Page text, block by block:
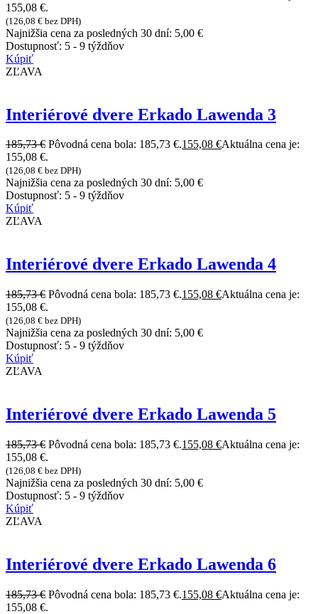
155,08 €.
(126,08 € bez DPH)
Najnižšia cena za posledných 30 dní: 5,00 €
Dostupnosť: 5 - 9 týždňov
Kúpiť
ZĽAVA
Interiérové dvere Erkado Lawenda 3
185,73€ Pôvodná cena bola: 185,73 €.155,08 €Aktuálna cena je:
155,08 €.
(126,08 € bez DPH)
Najnižšia cena za posledných 30 dní: 5,00 €
Dostupnosť: 5 - 9 týždňov
Kúpiť
ZĽAVA
Interiérové dvere Erkado Lawenda 4
185,73€ Pôvodná cena bola: 185,73 €.155,08 €Aktuálna cena je:
155,08 €.
(126,08 € bez DPH)
Najnižšia cena za posledných 30 dní: 5,00 €
Dostupnosť: 5 - 9 týždňov
Kúpiť
ZĽAVA
Interiérové dvere Erkado Lawenda 5
185,73€ Pôvodná cena bola: 185,73 €.155,08 €Aktuálna cena je:
155,08 €.
(126,08 € bez DPH)
Najnižšia cena za posledných 30 dní: 5,00 €
Dostupnosť: 5 - 9 týždňov
Kúpiť
ZĽAVA
Interiérové dvere Erkado Lawenda 6
185,73€ Pôvodná cena bola: 185,73 €.155,08 €Aktuálna cena je:
155,08 €.